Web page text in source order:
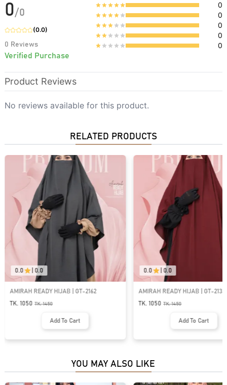
0/0
(0.0)
0 Reviews
Verified Purchase
0
0
0
0
0
Product Reviews
No reviews available for this product.
RELATED PRODUCTS
0.0 0.0
AMIRAH READY HIJAB | GT-2162
TK. 1050 TK.1450
Add To Cart
0.0 0.0
AMIRAH READY HIJAB | GT-2133
TK. 1050
TK.1450
Add To Cart
YOU MAY ALSO LIKE